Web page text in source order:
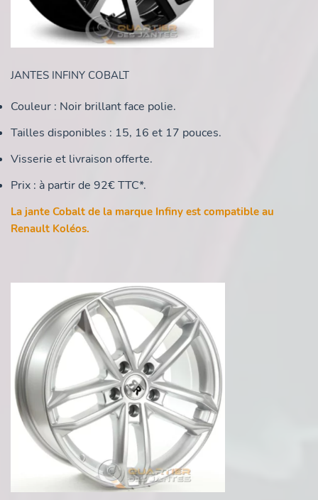
JANTES INFINY COBALT
Couleur : Noir brillant face polie.
Tailles disponibles : 15, 16 et 17 pouces.
Visserie et livraison offerte.
Prix : à partir de 92€ TTC*.
La jante Cobalt de la marque Infiny est compatible au
Renault Koléos.